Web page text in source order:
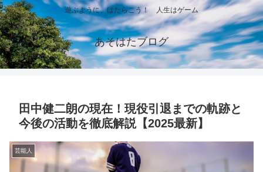
遊ぶように、はたらこう！ 人生はゲーム
あそはたブログ
田中健二朗の現在！現役引退までの軌跡と
今後の活動を徹底解説【2025最新】
芸能人